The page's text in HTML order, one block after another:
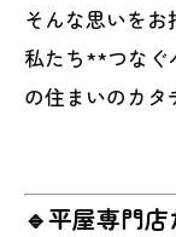
そんな思いをお
私たち**つなぐ
の住まいのカ
🔹平屋専門